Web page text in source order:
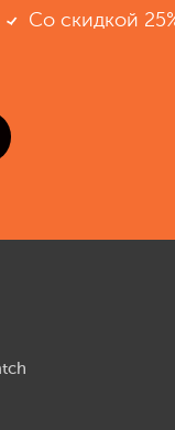
Со скидкой